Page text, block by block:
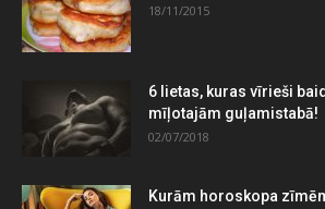
18/11/2015
6 lietas, kuras vīrieši
mīļotajām guļamistabā!
02/07/2018
Kurām horoskopa